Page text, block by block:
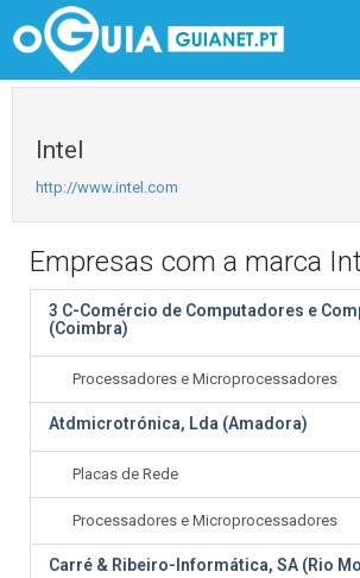
Intel
http://www.intel.com
Empresas com a marca
3 C-Comércio de Computadores e
(Coimbra)
Processadores e Microprocessadores
Atdmicrotrónica, Lda (Amadora)
Placas de Rede
Processadores e Microprocessadores
Carré & Ribeiro-Informática, SA (Rio